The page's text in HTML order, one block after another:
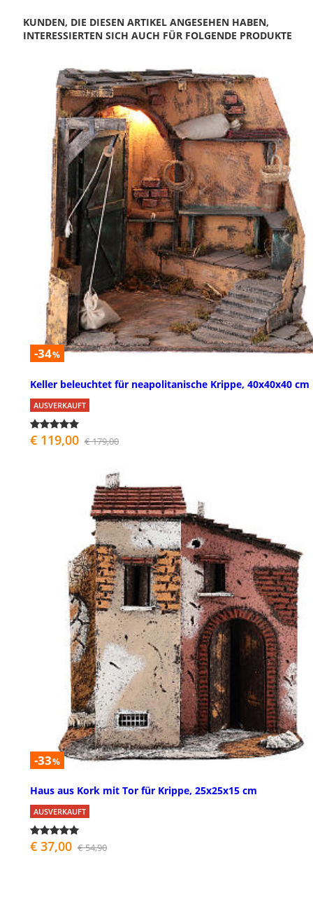
KUNDEN, DIE DIESEN ARTIKEL ANGESEHEN HABEN,
INTERESSIERTEN SICH AUCH FÜR FOLGENDE PRODUKTE
-34%
Keller beleuchtet für neapolitanische Krippe, 40x40x40 cm
AUSVERKAUFT
€ 119,00 € 179,00
-33%
Haus aus Kork mit Tor für Krippe, 25x25x15 cm
AUSVERKAUFT
€ 37,00 € 54,90